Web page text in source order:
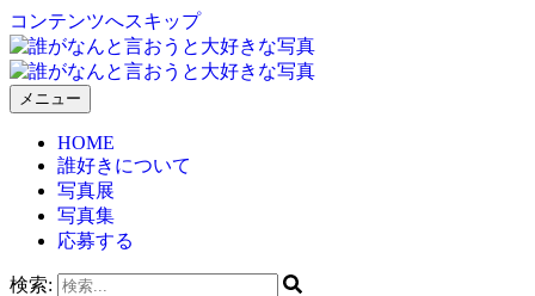
コンテンツへスキップ
誰がなんと言おうと大好きな写真
メニュー
HOME
誰好きについて
写真展
写真集
応募する
検索: